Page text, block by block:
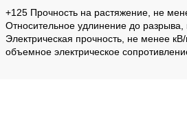
+125 Прочность на растяжение, не
Относительное удлинение до
Электрическая прочность, не менее
объемное электрическое